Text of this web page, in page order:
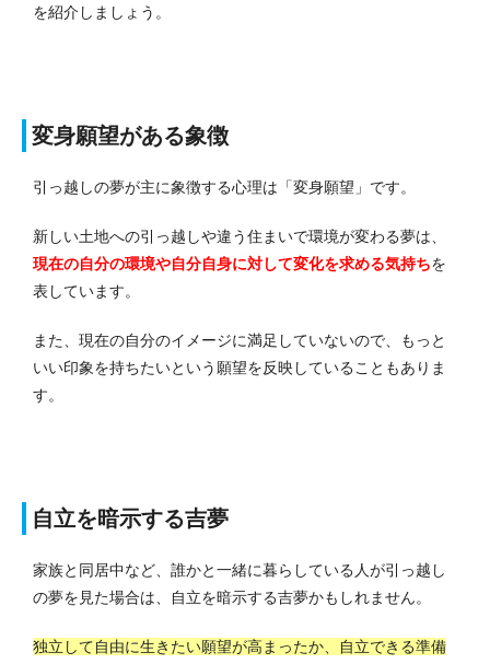
を紹介しましょう。
変身願望がある象徴
引っ越しの夢が主に象徴する心理は「変身願望」です。
新しい土地への引っ越しや違う住まいで環境が変わる夢は、
現在の自分の環境や自分自身に対して変化を求める気持ちを
表しています。
また、現在の自分のイメージに満足していないので、もっと
いい印象を持ちたいという願望を反映していることもありま
す。
自立を暗示する吉夢
家族と同居中など、誰かと一緒に暮らしている人が引っ越し
の夢を見た場合は、自立を暗示する吉夢かもしれません。
独立して自由に生きたい願望が高まったか、自立できる準備